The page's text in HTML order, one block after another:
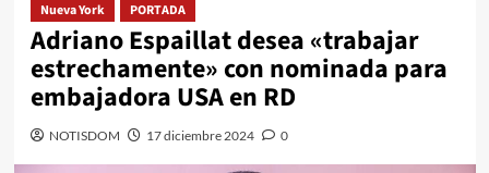
Nueva York PORTADA
Adriano Espaillat desea «trabajar
estrechamente» con nominada para
embajadora USA en RD
NOTISDOM 17 diciembre 2024 0